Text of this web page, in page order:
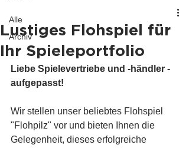
Alle
Archiv
Lustiges Flohspiel für
Ihr Spieleportfolio
Liebe Spielevertriebe und -händler -
aufgepasst!
Wir stellen unser beliebtes Flohspiel
"Flohpilz" vor und bieten Ihnen die
Gelegenheit, dieses erfolgreiche